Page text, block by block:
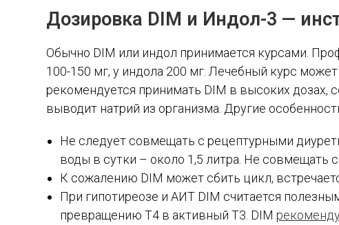
Дозировка DIM и Индол-3 —
Обычно DIM или индол принимается курсами.
100-150 мг, у индола 200 мг. Лечебный курс
рекомендуется принимать DIM в высоких дозах,
выводит натрий из организма. Другие
Не следует совмещать с рецептурными
воды в сутки – около 1,5 литра. Не совмещать
К сожалению DIM может сбить цикл,
При гипотиреозе и АИТ DIM считается
превращению Т4 в активный Т3. DIM